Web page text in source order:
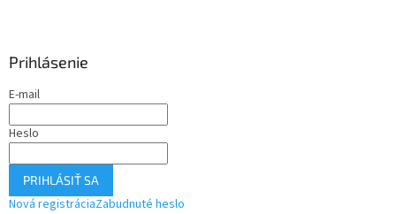
Prihlásenie
E-mail
Heslo
PRIHLÁSIŤ SA
Nová registráciaZabudnuté heslo